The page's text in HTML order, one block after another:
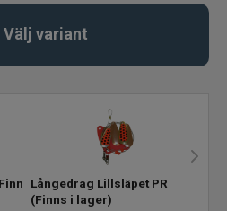
Välj variant
Långedrag Lillsläpet PR
(Finns i lager)